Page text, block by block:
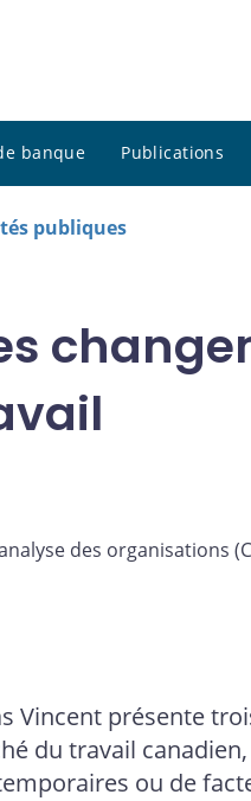
banque Publications
publiques
des organisations
Vincent présente
du travail
ou de